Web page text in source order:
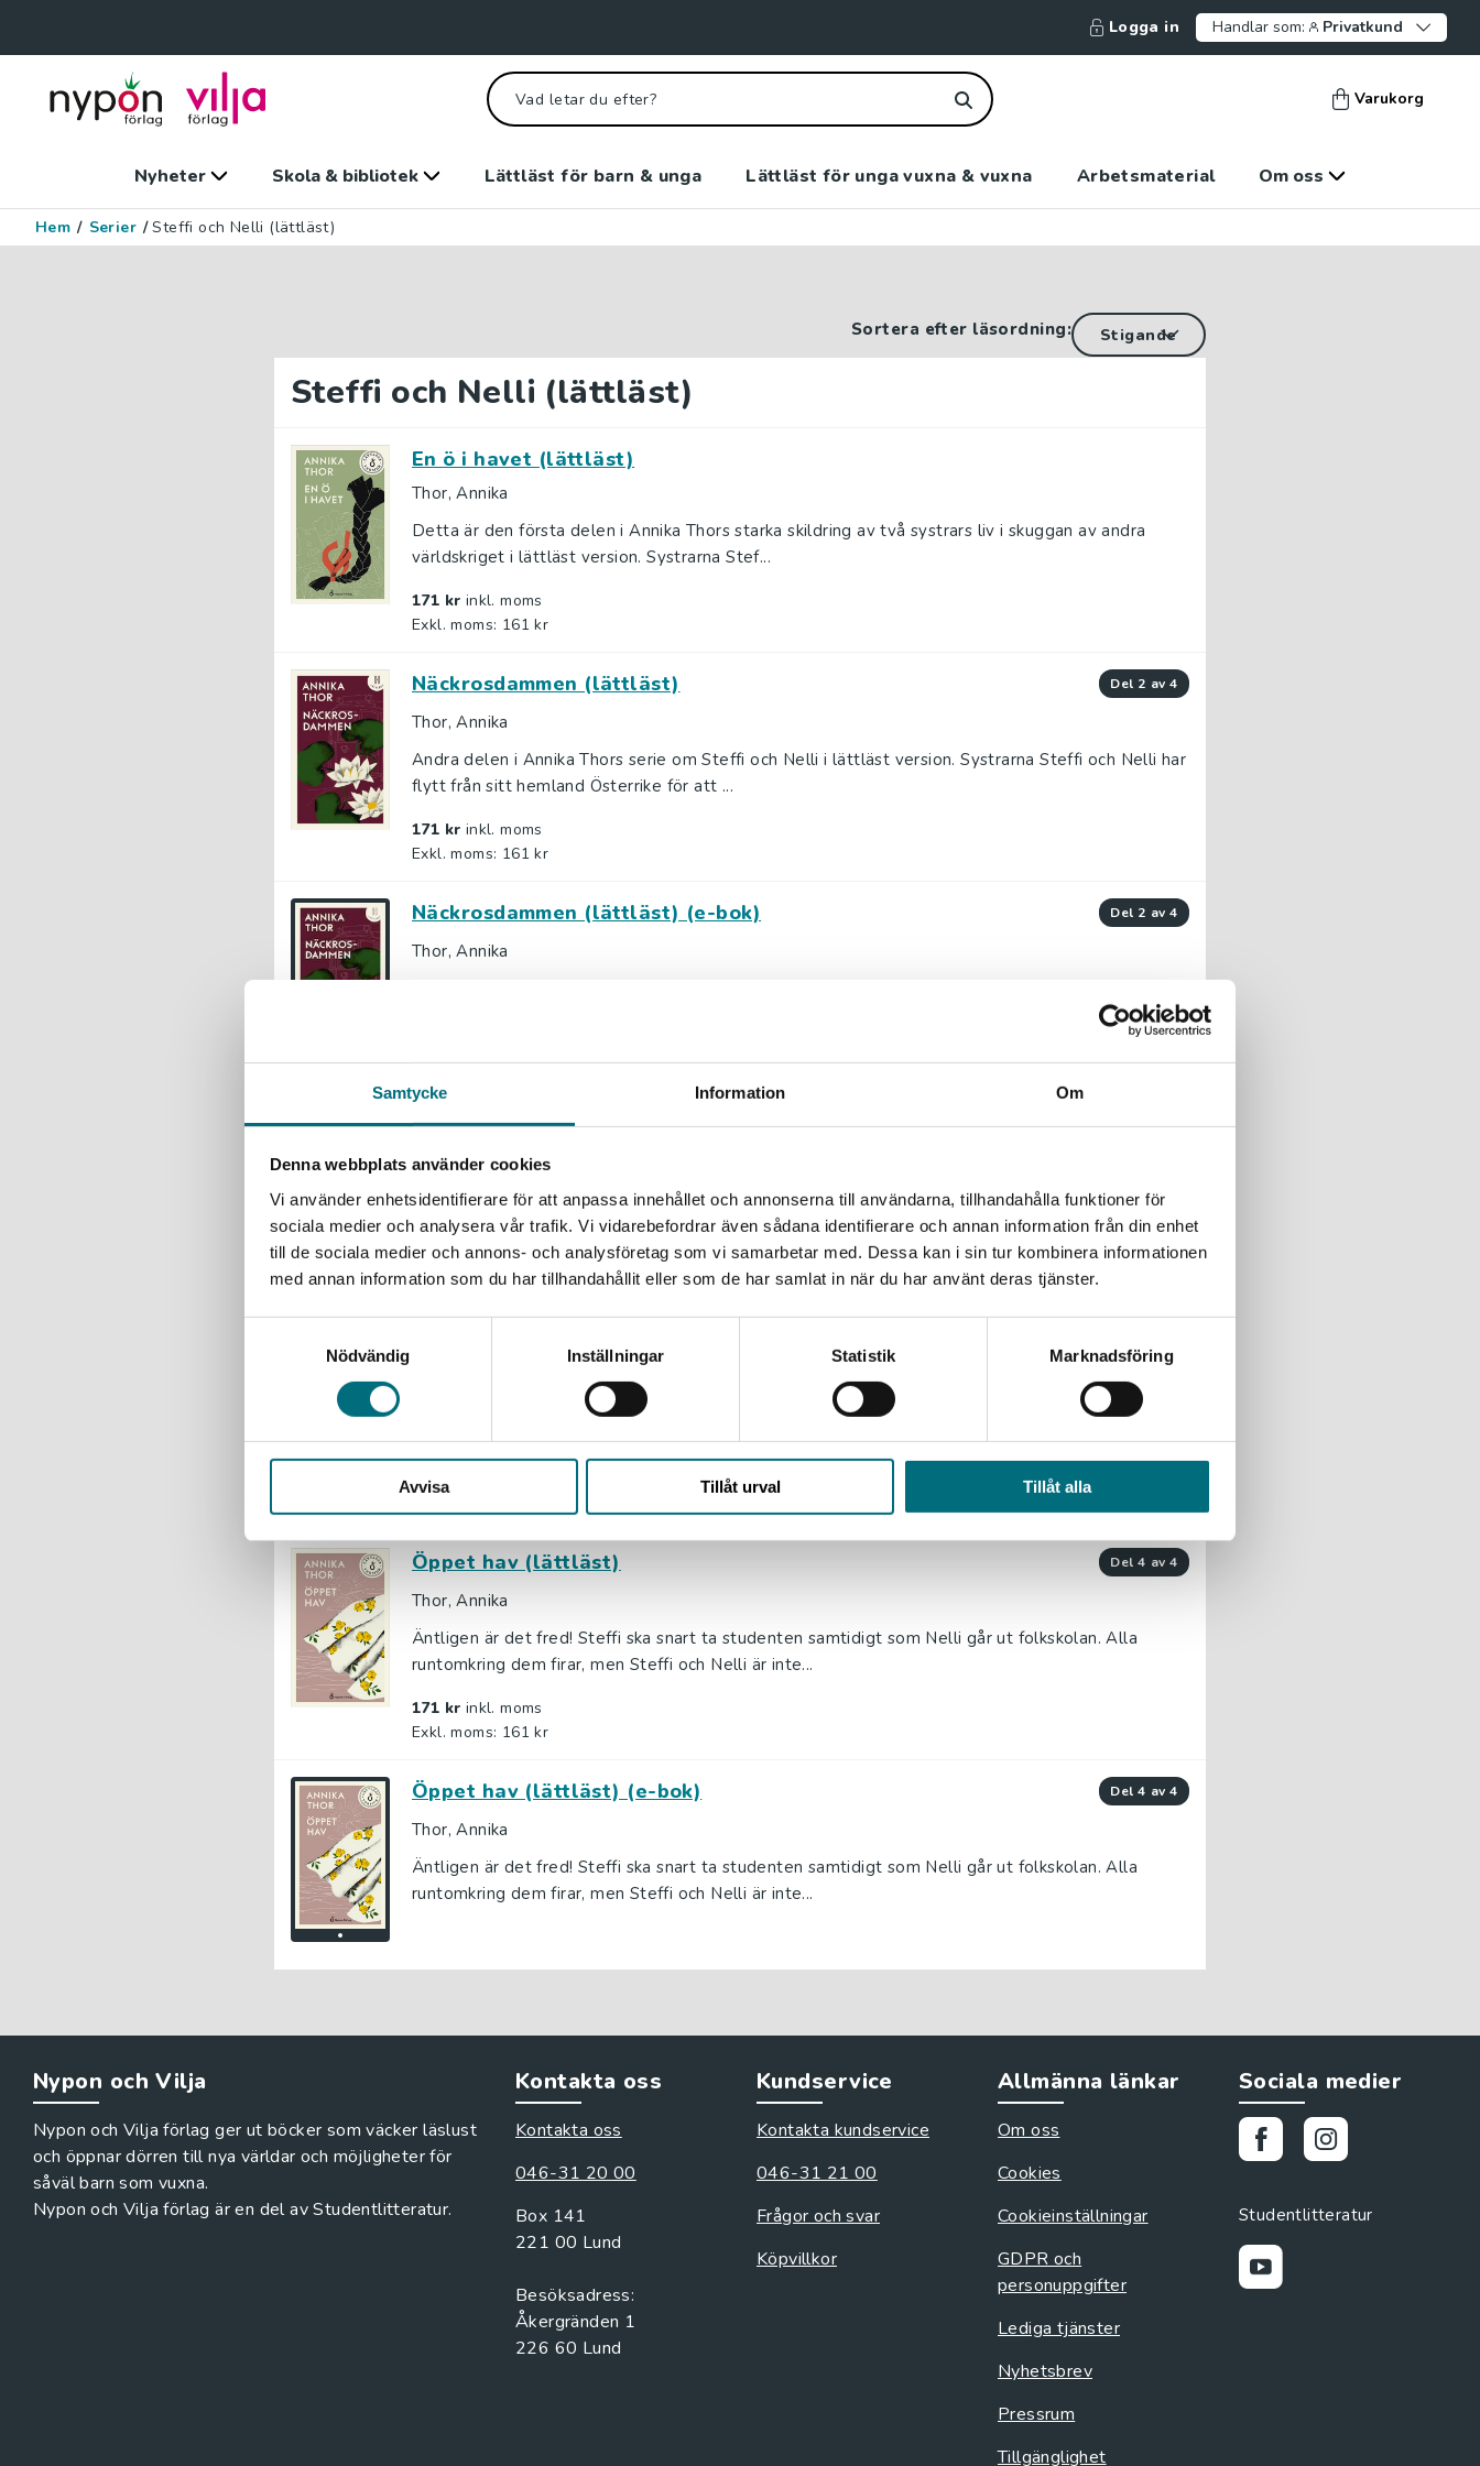
Samtycke Information Om
Denna webbplats använder cookies
Vi använder enhetsidentifierare för att anpassa innehållet och annonserna till användarna, tillhandahålla funktioner för
sociala medier och analysera vår trafik. Vi vidarebefordrar även sådana identifierare och annan information från din enhet
till de sociala medier och annons- och analysföretag som vi samarbetar med. Dessa kan i sin tur kombinera informationen
med annan information som du har tillhandahållit eller som de har samlat in när du har använt deras tjänster.
Nödvändig
Inställningar Statistik Marknadsföring
Avvisa Tillåt urval Tillåt alla
Logga in Handlar som: Privatkund
Varukorg
Nyheter Skola & bibliotek Lättläst för barn & unga Lättläst för unga vuxna & vuxna Arbetsmaterial Om oss
Hem / Serier / Steffi och Nelli (lättläst)
Sortera efter läsordning:
Steffi och Nelli (lättläst)
En ö i havet (lättläst)
Thor, Annika
Detta är den första delen i Annika Thors starka skildring av två systrars liv i skuggan av andra
världskriget i lättläst version. Systrarna Stef...
171 kr inkl. moms
Exkl. moms: 161 kr
Näckrosdammen (lättläst) del 2 av 4
Thor, Annika
Andra delen i Annika Thors serie om Steffi och Nelli i lättläst version. Systrarna Steffi och Nelli har
flytt från sitt hemland Österrike för att ...
171 kr inkl. moms
Exkl. moms: 161 kr
Näckrosdammen (lättläst) (e-bok) del 2 av 4
Thor, Annika
Havets djup (lättläst) del 3 av 4
Thor, Annika
Tredje delen i Annika Thors älskade serie om systrarna Steffi och Nelli i lättläst version. Fyra år
har gått sedan Steffi och Nelli kom till Sver...
171 kr
inkl. moms
Havets djup (lättläst) (e-bok) del 3 av 4
har gått sedan Steffi och Nelli kom till Sver...
Öppet hav (lättläst) del 4 av 4
Thor, Annika
Äntligen är det fred! Steffi ska snart ta studenten samtidigt som Nelli går ut folkskolan. Alla
runtomkring dem firar, men Steffi och Nelli är inte...
171 kr inkl. moms
Exkl. moms: 161 kr
Öppet hav (lättläst) (e-bok) del 4 av 4
Thor, Annika
Äntligen är det fred! Steffi ska snart ta studenten samtidigt som Nelli går ut folkskolan. Alla
runtomkring dem firar, men Steffi och Nelli är inte...
Nypon och Vilja
Nypon och Vilja förlag ger ut böcker som väcker läslust
och öppnar dörren till nya världar och möjligheter för
såväl barn som vuxna.
Nypon och Vilja förlag är en del av Studentlitteratur.
Kontakta oss
Kontakta oss
046-31 20 00
Box 141
221 00 Lund
Besöksadress:
Åkergränden 1
Kundservice
Kontakta kundservice
046-31 21 00
Frågor och svar
Köpvillkor
Allmänna länkar
Om oss
Cookies
Cookieinställningar
GDPR och
personuppgifter
Lediga tjänster
Nyhetsbrev
Pressrum
Tillgänglighet
Sociala medier
Studentlitteratur